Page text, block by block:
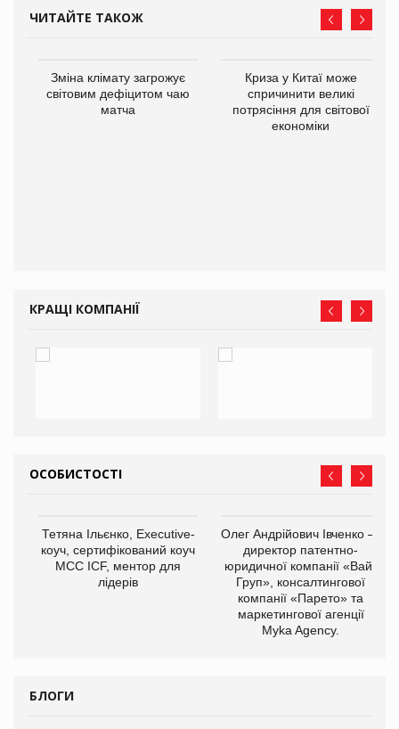
ЧИТАЙТЕ ТАКОЖ
Зміна клімату загрожує
світовим дефіцитом чаю
матча
Криза у Китаї може
спричинити великі
потрясіння для світової
економіки
КРАЩІ КОМПАНІЇ
ОСОБИСТОСТІ
Тетяна Ільєнко, Executive-
коуч, сертифікований коуч
МСС ICF, ментор для
лідерів
Олег Андрійович Івченко —
директор патентно-
юридичної компанії «Вайз
Груп», консалтингової
компанії «Парето» та
маркетингової агенції
Myka Agency.
БЛОГИ